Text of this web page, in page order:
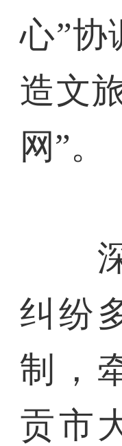
心”协
造文
网”。
深
纠纷
制，
贡市